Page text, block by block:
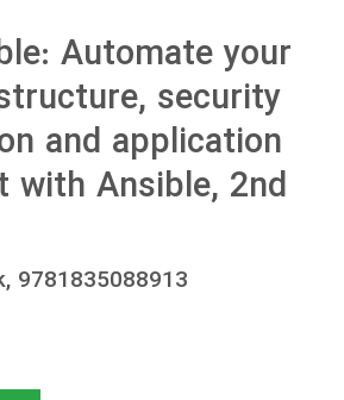
Automate your
security
and application
with Ansible, 2nd
9781835088913